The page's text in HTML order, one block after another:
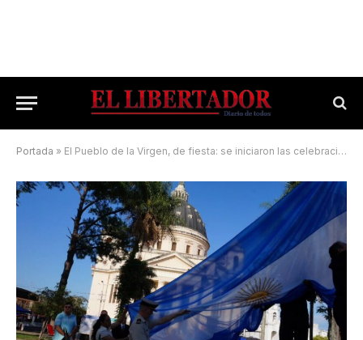
Portada » El Pueblo de la Virgen, de fiesta: se iniciaron las celebraciones por los 410 años de su fundación